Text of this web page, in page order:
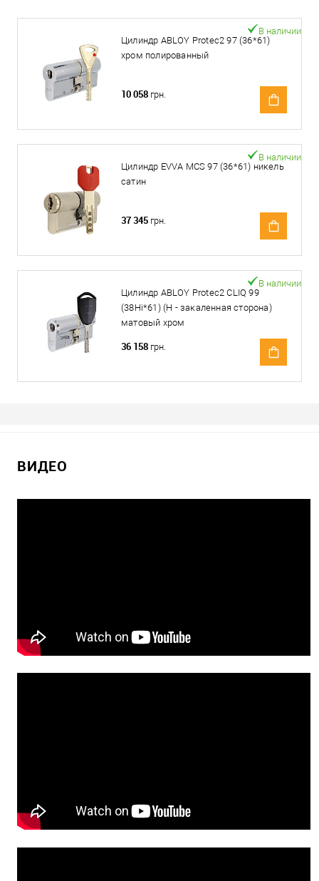
Цилиндр ABLOY Protec2 97 (36*61)
хром полированный
В наличии
10 058 грн.
Цилиндр EVVA MCS 97 (36*61) никель
сатин
В наличии
37 345 грн.
Цилиндр ABLOY Protec2 CLIQ 99
(38Hi*61) (H - закаленная сторона)
матовый хром
В наличии
36 158 грн.
ВИДЕО